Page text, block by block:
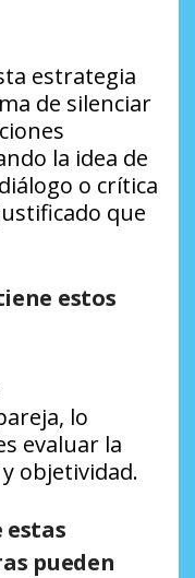
estrategia
de silenciar
la idea de
o crítica
que
estos
lo
evaluar la
objetividad.
estas
pueden